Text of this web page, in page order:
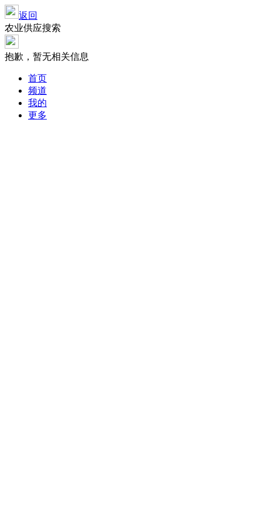
返回
农业供应搜索
抱歉，暂无相关信息
首页
频道
我的
更多